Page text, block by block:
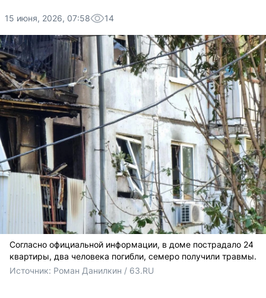
15 июня, 2026, 07:58 14
Согласно официальной информации, в доме пострадало 24
квартиры, два человека погибли, семеро получили травмы.
Источник: Роман Данилкин / 63.RU